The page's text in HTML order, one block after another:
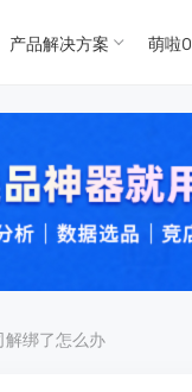
For
For
产品解决方案 萌啦
解绑了怎么办